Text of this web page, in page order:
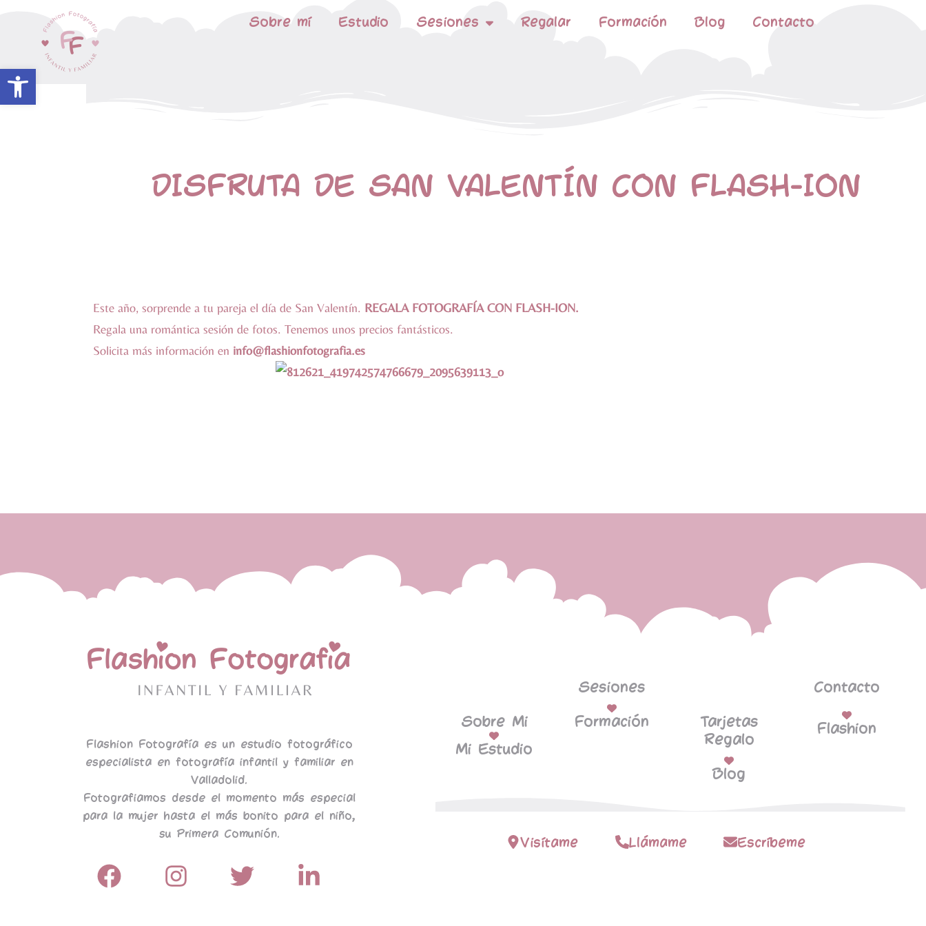
Abrir barra de herramientas
Sobre mí Estudio Sesiones Regalar Formación Blog Contacto
DISFRUTA DE SAN VALENTÍN CON FLASH-ION
Este año, sorprende a tu pareja el día de San Valentín. REGALA FOTOGRAFÍA CON FLASH-ION.
Regala una romántica sesión de fotos. Tenemos unos precios fantásticos.
Solicita más información en info@flashionfotografia.es
Flashion Fotografía es un estudio fotográfico
especialista en fotografía infantil y familiar en
Valladolid.
Fotografiamos desde el momento más especial
para la mujer hasta el más bonito para el niño,
su Primera Comunión.
Sobre Mi
Mi Estudio
Sesiones
Formación
Tarjetas
Regalo
Blog
Contacto
Flashion
Visítame Llámame Escríbeme